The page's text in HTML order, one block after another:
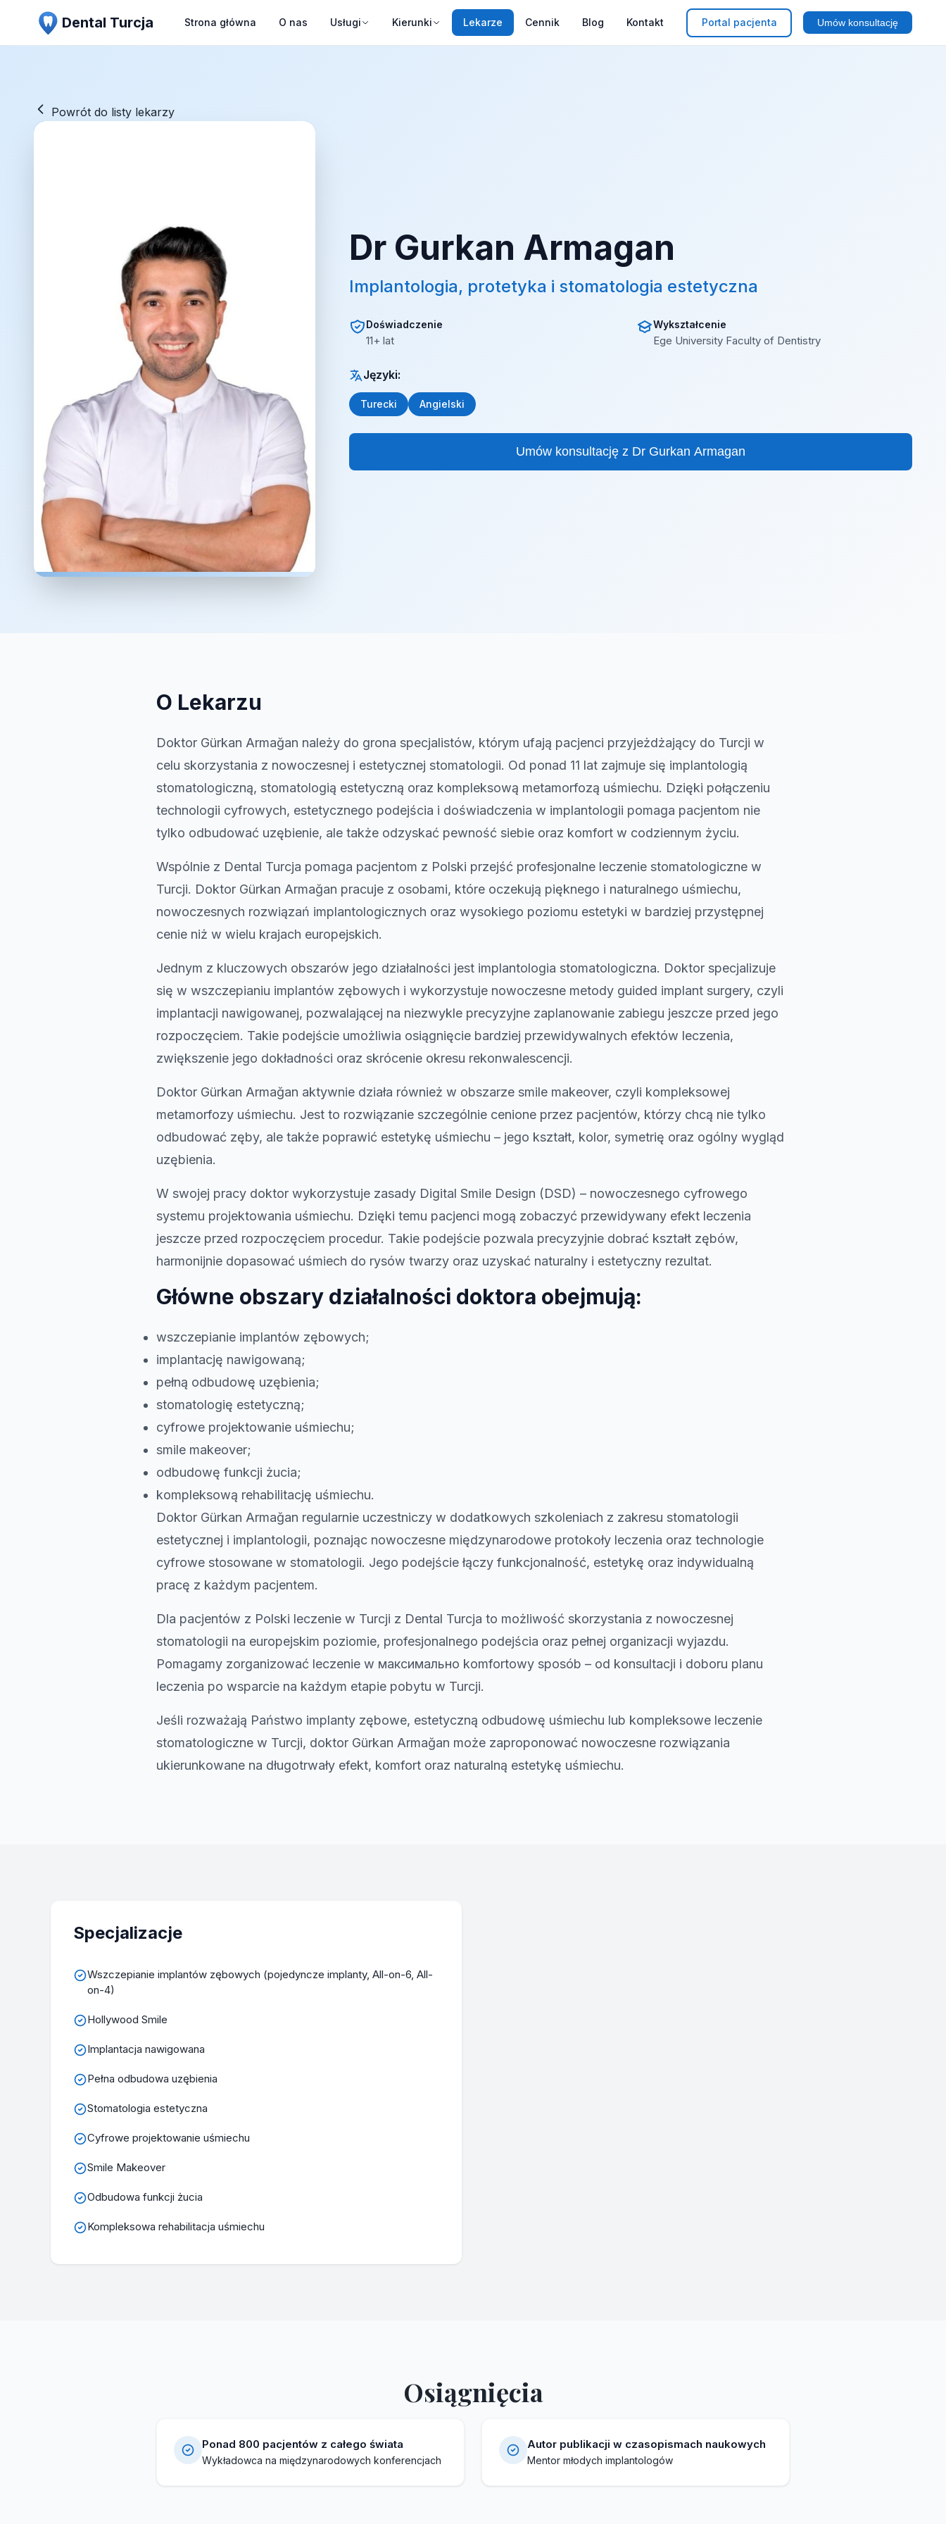
Dental Turcja Strona główna O nas Usługi Kierunki Lekarze Cennik Blog Kontakt Portal pacjenta Umów konsultację
Powrót do listy lekarzy
Dr Gurkan Armagan
Implantologia, protetyka i stomatologia estetyczna
Doświadczenie
11+ lat
Wykształcenie
Ege University Faculty of Dentistry
Języki:
Turecki Angielski
Umów konsultację z Dr Gurkan Armagan
O Lekarzu
Doktor Gürkan Armağan należy do grona specjalistów, którym ufają pacjenci przyjeżdżający do Turcji w
celu skorzystania z nowoczesnej i estetycznej stomatologii. Od ponad 11 lat zajmuje się implantologią
stomatologiczną, stomatologią estetyczną oraz kompleksową metamorfozą uśmiechu. Dzięki połączeniu
technologii cyfrowych, estetycznego podejścia i doświadczenia w implantologii pomaga pacjentom nie
tylko odbudować uzębienie, ale także odzyskać pewność siebie oraz komfort w codziennym życiu.
Wspólnie z Dental Turcja pomaga pacjentom z Polski przejść profesjonalne leczenie stomatologiczne w
Turcji. Doktor Gürkan Armağan pracuje z osobami, które oczekują pięknego i naturalnego uśmiechu,
nowoczesnych rozwiązań implantologicznych oraz wysokiego poziomu estetyki w bardziej przystępnej
cenie niż w wielu krajach europejskich.
Jednym z kluczowych obszarów jego działalności jest implantologia stomatologiczna. Doktor specjalizuje
się w wszczepianiu implantów zębowych i wykorzystuje nowoczesne metody guided implant surgery, czyli
implantacji nawigowanej, pozwalającej na niezwykle precyzyjne zaplanowanie zabiegu jeszcze przed jego
rozpoczęciem. Takie podejście umożliwia osiągnięcie bardziej przewidywalnych efektów leczenia,
zwiększenie jego dokładności oraz skrócenie okresu rekonwalescencji.
Doktor Gürkan Armağan aktywnie działa również w obszarze smile makeover, czyli kompleksowej
metamorfozy uśmiechu. Jest to rozwiązanie szczególnie cenione przez pacjentów, którzy chcą nie tylko
odbudować zęby, ale także poprawić estetykę uśmiechu – jego kształt, kolor, symetrię oraz ogólny wygląd
uzębienia.
W swojej pracy doktor wykorzystuje zasady Digital Smile Design (DSD) – nowoczesnego cyfrowego
systemu projektowania uśmiechu. Dzięki temu pacjenci mogą zobaczyć przewidywany efekt leczenia
jeszcze przed rozpoczęciem procedur. Takie podejście pozwala precyzyjnie dobrać kształt zębów,
harmonijnie dopasować uśmiech do rysów twarzy oraz uzyskać naturalny i estetyczny rezultat.
Główne obszary działalności doktora obejmują:
wszczepianie implantów zębowych;
implantację nawigowaną;
pełną odbudowę uzębienia;
stomatologię estetyczną;
cyfrowe projektowanie uśmiechu;
smile makeover;
odbudowę funkcji żucia;
kompleksową rehabilitację uśmiechu.
Doktor Gürkan Armağan regularnie uczestniczy w dodatkowych szkoleniach z zakresu stomatologii
estetycznej i implantologii, poznając nowoczesne międzynarodowe protokoły leczenia oraz technologie
cyfrowe stosowane w stomatologii. Jego podejście łączy funkcjonalność, estetykę oraz indywidualną
pracę z każdym pacjentem.
Dla pacjentów z Polski leczenie w Turcji z Dental Turcja to możliwość skorzystania z nowoczesnej
stomatologii na europejskim poziomie, profesjonalnego podejścia oraz pełnej organizacji wyjazdu.
Pomagamy zorganizować leczenie w максимально komfortowy sposób – od konsultacji i doboru planu
leczenia po wsparcie na każdym etapie pobytu w Turcji.
Jeśli rozważają Państwo implanty zębowe, estetyczną odbudowę uśmiechu lub kompleksowe leczenie
stomatologiczne w Turcji, doktor Gürkan Armağan może zaproponować nowoczesne rozwiązania
ukierunkowane na długotrwały efekt, komfort oraz naturalną estetykę uśmiechu.
Specjalizacje
Wszczepianie implantów zębowych (pojedyncze implanty, All-on-6, All-
on-4)
Hollywood Smile
Implantacja nawigowana
Pełna odbudowa uzębienia
Stomatologia estetyczna
Cyfrowe projektowanie uśmiechu
Smile Makeover
Odbudowa funkcji żucia
Kompleksowa rehabilitacja uśmiechu
Osiągnięcia
Ponad 800 pacjentów z całego świata
Wykładowca na międzynarodowych konferencjach
Autor publikacji w czasopismach naukowych
Mentor młodych implantologów